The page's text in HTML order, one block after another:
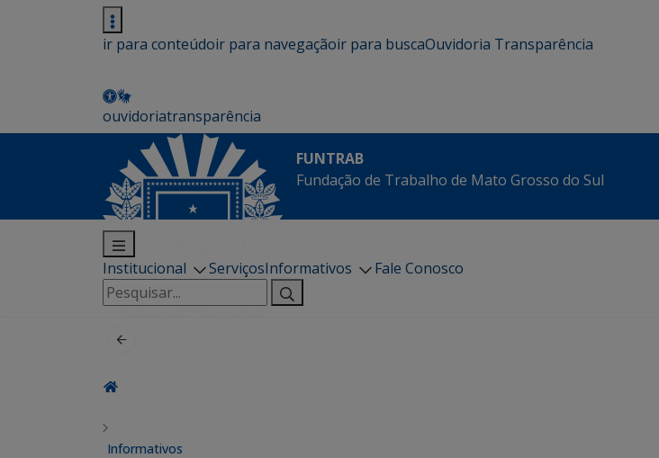
ir para conteúdoir para navegaçãoir para buscaOuvidoria Transparência
ouvidoriatransparência
FUNTRAB
Fundação de Trabalho de Mato Grosso do Sul
Institucional ServiçosInformativos
Fale Conosco
Pesquisar
por:
Informativos